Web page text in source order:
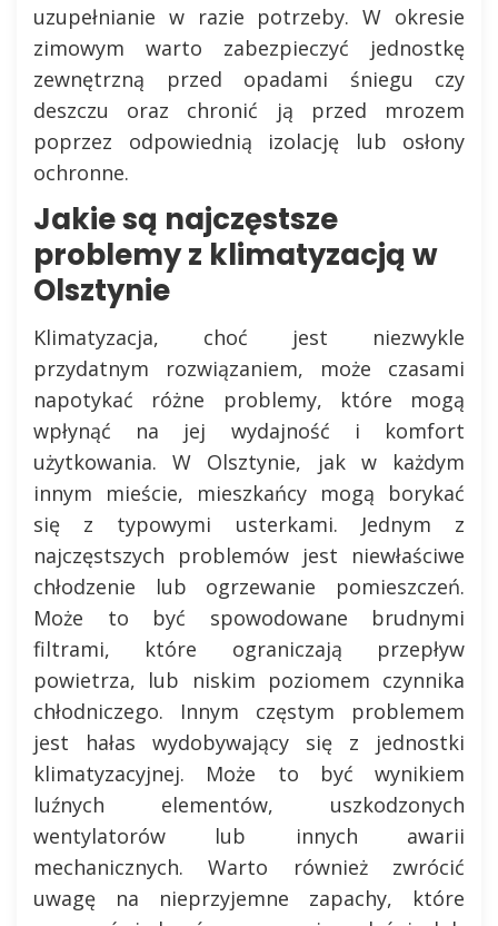
uzupełnianie w razie potrzeby. W okresie
zimowym warto zabezpieczyć jednostkę
zewnętrzną przed opadami śniegu czy
deszczu oraz chronić ją przed mrozem
poprzez odpowiednią izolację lub osłony
ochronne.
Jakie są najczęstsze
problemy z klimatyzacją w
Olsztynie
Klimatyzacja, choć jest niezwykle
przydatnym rozwiązaniem, może czasami
napotykać różne problemy, które mogą
wpłynąć na jej wydajność i komfort
użytkowania. W Olsztynie, jak w każdym
innym mieście, mieszkańcy mogą borykać
się z typowymi usterkami. Jednym z
najczęstszych problemów jest niewłaściwe
chłodzenie lub ogrzewanie pomieszczeń.
Może to być spowodowane brudnymi
filtrami, które ograniczają przepływ
powietrza, lub niskim poziomem czynnika
chłodniczego. Innym częstym problemem
jest hałas wydobywający się z jednostki
klimatyzacyjnej. Może to być wynikiem
luźnych elementów, uszkodzonych
wentylatorów lub innych awarii
mechanicznych. Warto również zwrócić
uwagę na nieprzyjemne zapachy, które